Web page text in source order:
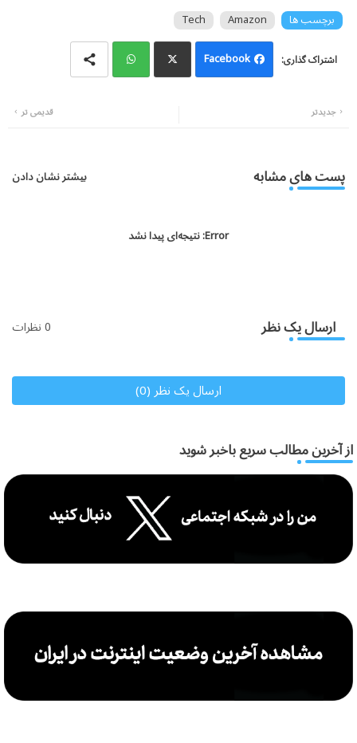
برچسب ها Amazon
Tech
Facebook
جدیدتر قدیمی تر
پست های مشابه بیشتر نشان دادن
Error: نتیجه‌ای پیدا نشد
ارسال یک نظر 0 نظرات
ارسال یک نظر (0)
از آخرین مطالب سریع باخبر شوید